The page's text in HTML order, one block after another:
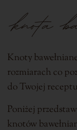
knota
Knoty
rozmiarach co
do Twojej
Poniżej
knotów